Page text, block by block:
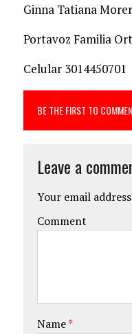
Ginna Tatiana
Portavoz Familia
Celular 3014450701
BE THE FIRST TO
Leave a
Your email
Comment
Name*